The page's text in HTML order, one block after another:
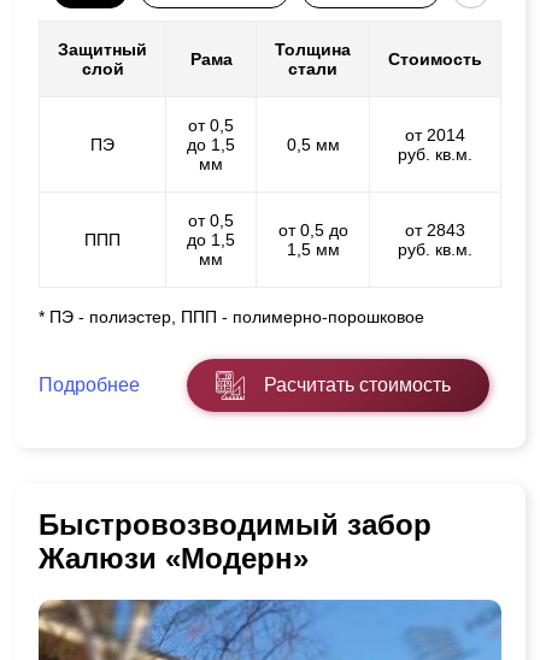
Защитный
слой
Рама
Толщина
стали
Стоимость
ПЭ
от 0,5
до 1,5
мм
0,5 мм
от 2014
руб. кв.м.
ППП
от 0,5
до 1,5
мм
от 0,5 до
1,5 мм
от 2843
руб. кв.м.
* ПЭ - полиэстер, ППП - полимерно-порошковое
Подробнее Расчитать стоимость
Быстровозводимый забор
Жалюзи «Модерн»